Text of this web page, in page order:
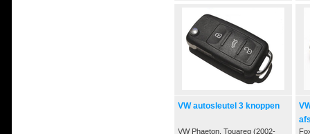
VW autosleutel 3 knoppen
VW Phaeton, Touareg (2002-